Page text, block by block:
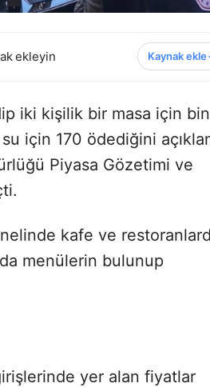
ekleyin Kaynak ekle
iki kişilik bir masa için
için 170 ödediğini
Piyasa Gözetimi ve
kafe ve
menülerin bulunup
yer alan fiyatlar